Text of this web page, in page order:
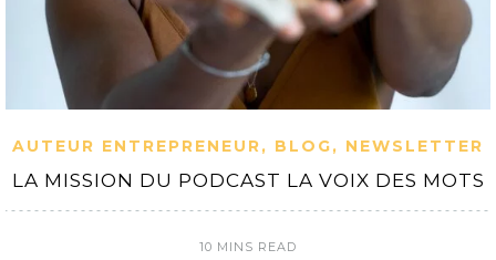
AUTEUR ENTREPRENEUR, BLOG, NEWSLETTER
LA MISSION DU PODCAST LA VOIX DES MOTS
10 MINS READ